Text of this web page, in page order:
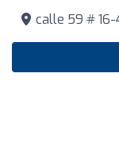
calle 59 # 16-